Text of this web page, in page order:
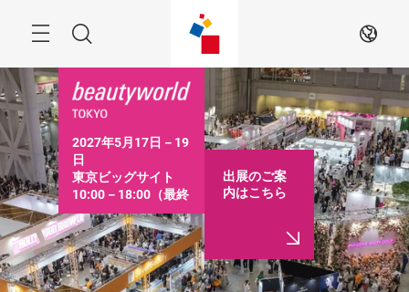
す
る
索
JA
2027年5月17日－19
日
東京ビッグサイト
10:00－18:00（最終
日は16:30まで）
出展のご案
内はこちら